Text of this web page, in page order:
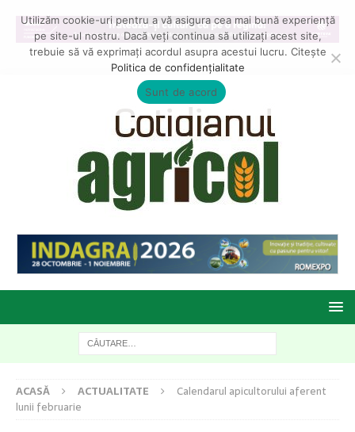
ACASĂ ACTUALITATE
Calendarul apicultorului aferent
lunii februarie
Utilizăm cookie-uri pentru a vă asigura cea mai bună experiență
pe site-ul nostru. Dacă veți continua să utilizați acest site,
trebuie să vă exprimați acordul asupra acestui lucru. Citește
Politica de confidențialitate
Sunt de acord